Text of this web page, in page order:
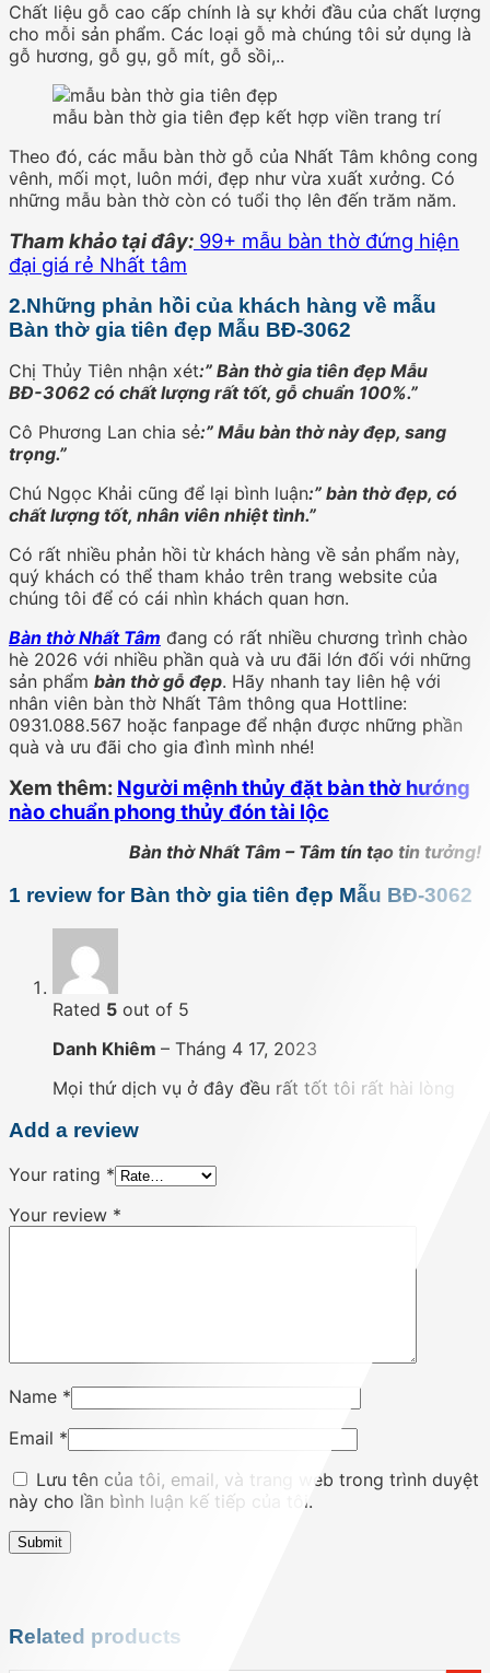
Chất liệu gỗ cao cấp chính là sự khởi đầu của chất lượng
cho mỗi sản phẩm. Các loại gỗ mà chúng tôi sử dụng là
gỗ hương, gỗ gụ, gỗ mít, gỗ sồi,..
mẫu bàn thờ gia tiên đẹp kết hợp viền trang trí
Theo đó, các mẫu bàn thờ gỗ của Nhất Tâm không cong
vênh, mối mọt, luôn mới, đẹp như vừa xuất xưởng. Có
những mẫu bàn thờ còn có tuổi thọ lên đến trăm năm.
Tham khảo tại đây: 99+ mẫu bàn thờ đứng hiện
đại giá rẻ Nhất tâm
2.Những phản hồi của khách hàng về mẫu
Bàn thờ gia tiên đẹp Mẫu BĐ-3062
Chị Thủy Tiên nhận xét:” Bàn thờ gia tiên đẹp Mẫu
BĐ-3062 có chất lượng rất tốt, gỗ chuẩn 100%.”
Cô Phương Lan chia sẻ:” Mẫu bàn thờ này đẹp, sang
trọng.”
Chú Ngọc Khải cũng để lại bình luận:” bàn thờ đẹp, có
chất lượng tốt, nhân viên nhiệt tình.”
Có rất nhiều phản hồi từ khách hàng về sản phẩm này,
quý khách có thể tham khảo trên trang website của
chúng tôi để có cái nhìn khách quan hơn.
Bàn thờ Nhất Tâm đang có rất nhiều chương trình chào
hè 2026 với nhiều phần quà và ưu đãi lớn đối với những
sản phẩm bàn thờ gỗ đẹp. Hãy nhanh tay liên hệ với
nhân viên bàn thờ Nhất Tâm thông qua Hottline:
0931.088.567 hoặc fanpage để nhận được những phần
quà và ưu đãi cho gia đình mình nhé!
Xem thêm: Người mệnh thủy đặt bàn thờ hướng
nào chuẩn phong thủy đón tài lộc
Bàn thờ Nhất Tâm – Tâm tín tạo tin tưởng!
1 review for Bàn thờ gia tiên đẹp Mẫu BĐ-3062
Rated 5 out of 5
Danh Khiêm – Tháng 4 17, 2023
Mọi thứ dịch vụ ở đây đều rất tốt tôi rất hài lòng
Add a review
Your rating *
Your review *
Name *
Email *
Lưu tên của tôi, email, và trang web trong trình duyệt
này cho lần bình luận kế tiếp của tôi.
Related products